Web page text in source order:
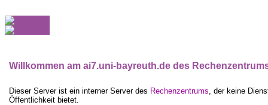
Willkommen am ai7.uni-bayreuth.de des
Dieser Server ist ein interner Server des Rechenzentrums, der keine
Öffentlichkeit bietet.